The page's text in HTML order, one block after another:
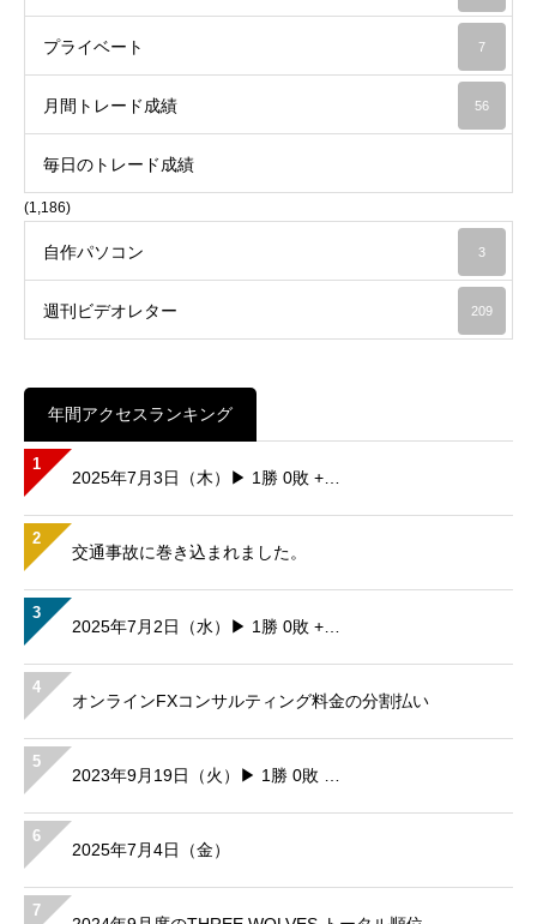
プライベート 7
月間トレード成績 56
毎日のトレード成績
(1,186)
自作パソコン 3
週刊ビデオレター 209
年間アクセスランキング
1
2025年7月3日（木）▶ 1勝 0敗 +…
2
交通事故に巻き込まれました。
3
2025年7月2日（水）▶ 1勝 0敗 +…
4
オンラインFXコンサルティング料金の分割払い
5
2023年9月19日（火）▶ 1勝 0敗 …
6
2025年7月4日（金）
7